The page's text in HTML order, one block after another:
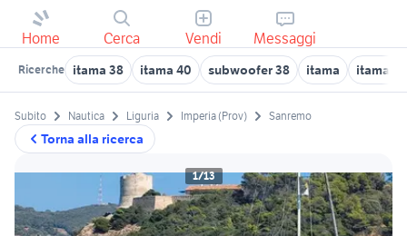
Home Cerca Vendi Messaggi
Ricerche itama 38 itama 40 subwoofer 38 itama itama
Torna alla ricerca
Subito Nautica Liguria Imperia (Prov) Sanremo
1/13